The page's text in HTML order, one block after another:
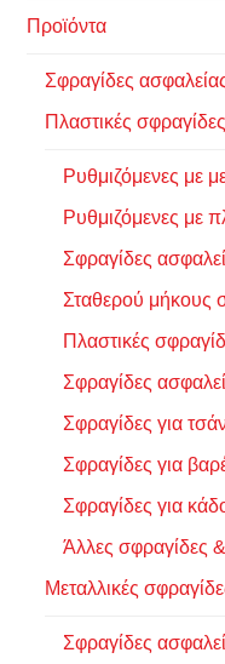
Προϊόντα
Σφραγίδες
Πλαστικές
Ρυθμιζόμενες με
Ρυθμιζόμενες με
Σφραγίδες
Σταθερού μήκους
Πλαστικές
Σφραγίδες
Σφραγίδες για
Σφραγίδες για
Σφραγίδες για
Άλλες σφραγίδες
Μεταλλικές
Σφραγίδες